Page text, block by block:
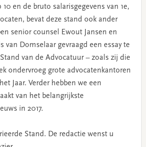
en de bruto salarisgegevens van 1e,
bevat deze stand ook ander
senior counsel Ewout Jansen en
van Domselaar gevraagd een essay te
van de Advocatuur – zoals zij die
ondervroeg grote advocatenkantoren
Jaar. Verder hebben we een
van het belangrijkste
in 2017.
Stand. De redactie wenst u